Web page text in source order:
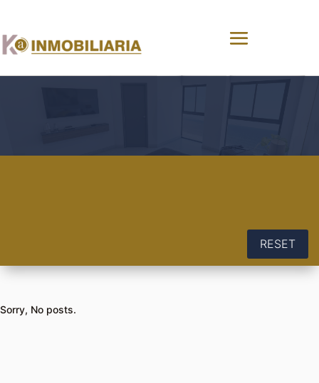
RESET
Sorry, No posts.